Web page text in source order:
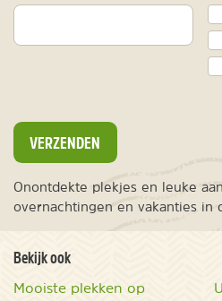
VERZENDEN
Onontdekte plekjes en leuke
overnachtingen en vakanties in
Bekijk ook
Mooiste plekken op